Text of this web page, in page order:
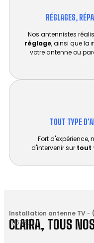
RÉGLAGES,
Nos antennistes
réglage, ainsi que la
votre antenne ou
TOUT TYPE
Fort
d'intervenir sur tout
Installation antenne TV-
(66530)
CLAIRA, TOUS